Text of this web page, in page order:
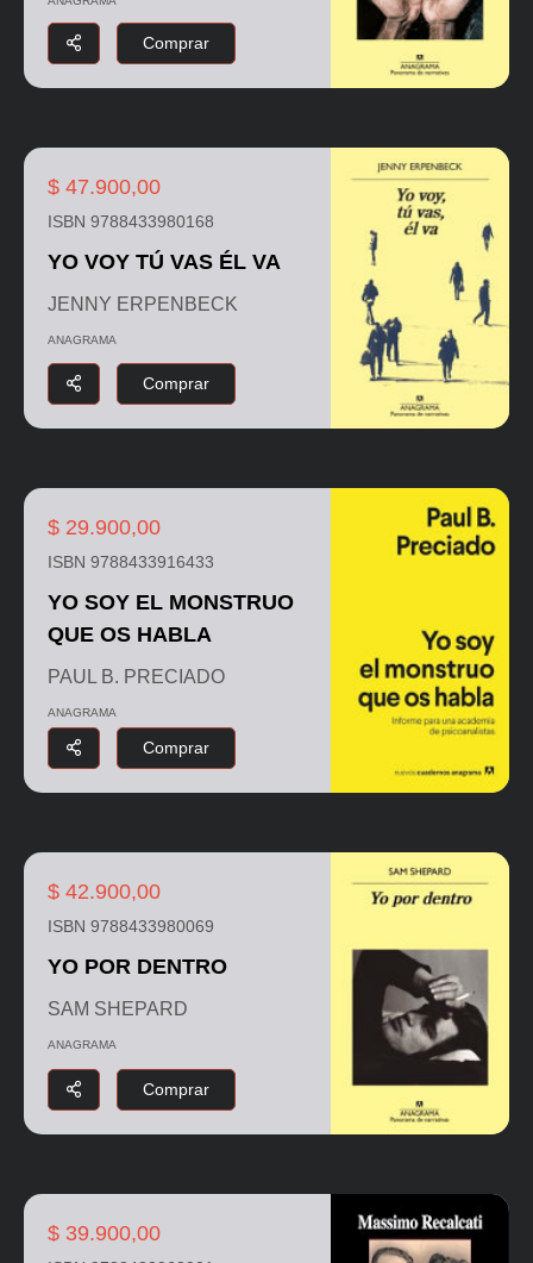
Comprar
$ 47.900,00
ISBN 9788433980168
YO VOY TÚ VAS ÉL VA
JENNY ERPENBECK
ANAGRAMA
Comprar
$ 29.900,00
ISBN 9788433916433
YO SOY EL MONSTRUO
QUE OS HABLA
PAUL B. PRECIADO
ANAGRAMA
Comprar
$ 42.900,00
ISBN 9788433980069
YO POR DENTRO
SAM SHEPARD
ANAGRAMA
Comprar
$ 39.900,00